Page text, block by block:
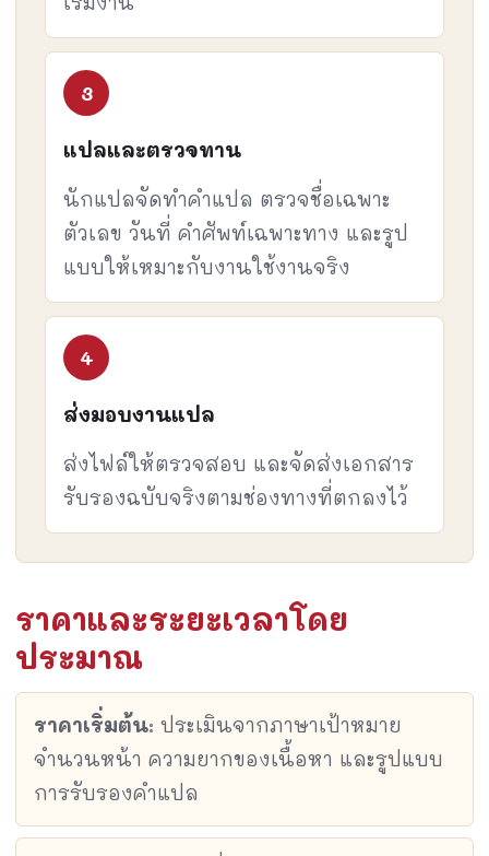
แปลและตรวจทาน
นักแปลจัดทำคำแปล ตรวจชื่อเฉพาะ
ตัวเลข วันที่ คำศัพท์เฉพาะทาง และรูป
แบบให้เหมาะกับงานใช้งานจริง
ส่งมอบงานแปล
ส่งไฟล์ให้ตรวจสอบ และจัดส่งเอกสาร
รับรองฉบับจริงตามช่องทางที่ตกลงไว้
ราคาและระยะเวลาโดย
ประมาณ
ราคาเริ่มต้น: ประเมินจากภาษาเป้าหมาย
จำนวนหน้า ความยากของเนื้อหา และรูปแบบ
การรับรองคำแปล